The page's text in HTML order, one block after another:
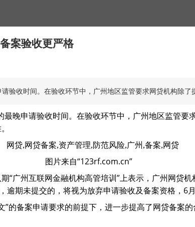
案验收更严格
验收时间。在验收环节中，广州地区监管要求网贷机构除了
晚申请验收时间。在验收环节中，广州地区监管
图片来自“123rf.com.cn”
“广州互联网金融机构高管培训”上表示，广州网贷
期未提交的，将视为放弃申请验收及备案资格，6
的备案申请要求的前提下，进一步提高了网贷备案